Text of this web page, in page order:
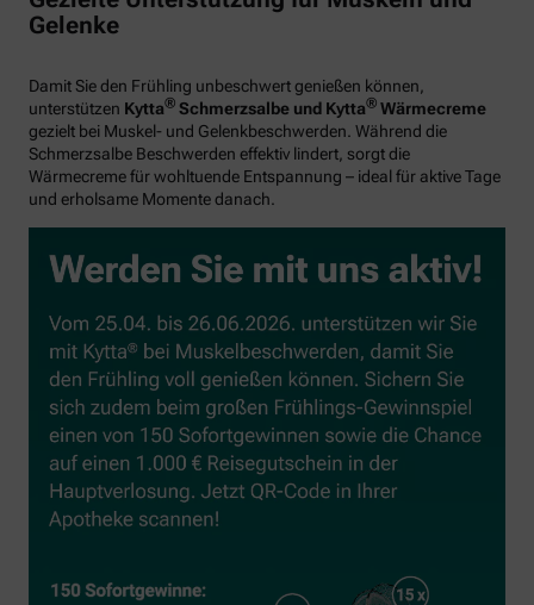
Gelenke
Damit Sie den Frühling unbeschwert genießen können,
unterstützen Kytta® Schmerzsalbe und Kytta® Wärmecreme
gezielt bei Muskel- und Gelenkbeschwerden. Während die
Schmerzsalbe Beschwerden effektiv lindert, sorgt die
Wärmecreme für wohltuende Entspannung – ideal für aktive Tage
und erholsame Momente danach.